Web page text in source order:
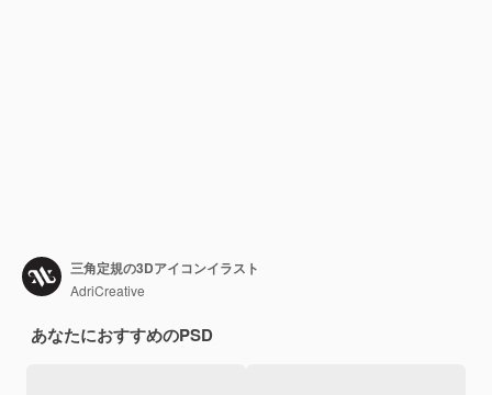
三角定規の3Dアイコンイラスト
AdriCreative
あなたにおすすめのPSD